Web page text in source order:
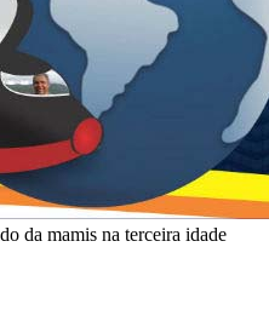
da mamis na terceira idade